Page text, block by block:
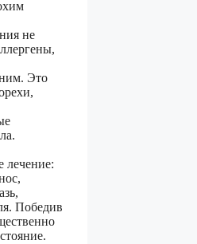
не
Это
лечение:
Победив